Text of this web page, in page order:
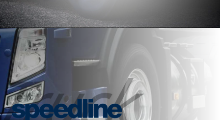
CERERE DE GARANTIE
MONITORIZARE